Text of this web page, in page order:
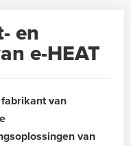
en
e-HEAT
fabrikant van
van